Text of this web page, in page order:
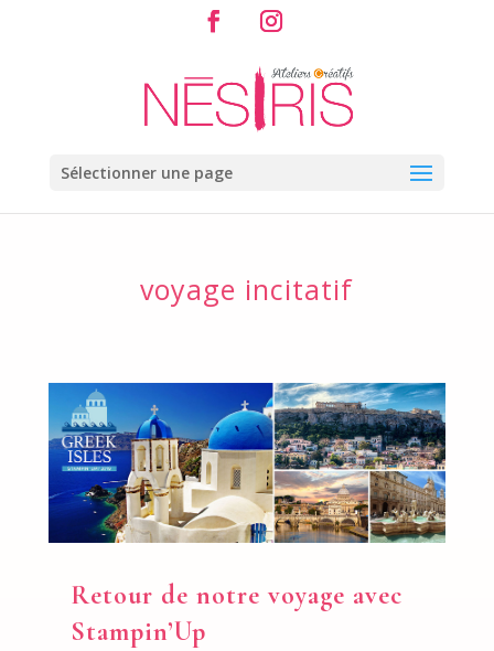
Sélectionner une page
voyage incitatif
Retour de notre voyage avec
Stampin’Up